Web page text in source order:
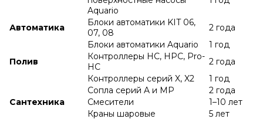
Aquario
Автоматика
Блоки автоматики KIT 06,
07, 08
2 года
Блоки автоматики Aquario
1 год
Полив
Контроллеры HC, HPC, Pro-
HC
2 года
Контроллеры серий X, X2
1 год
Сопла серий A и МР
2 года
Сантехника
Смесители
1–10 лет
Краны шаровые
5 лет